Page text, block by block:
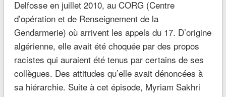
Delfosse en juillet 2010, au CORG (Centre
d’opération et de Renseignement de la
Gendarmerie) où arrivent les appels du 17. D’origine
algérienne, elle avait été choquée par des propos
racistes qui auraient été tenus par certains de ses
collègues. Des attitudes qu’elle avait dénoncées à
sa hiérarchie. Suite à cet épisode, Myriam Sakhri